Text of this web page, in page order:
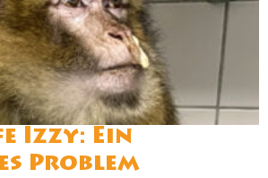
Izzy: Ein
Problem